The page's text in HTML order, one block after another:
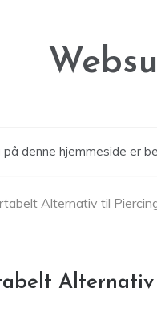
denne hjemmeside er
Alternativ til